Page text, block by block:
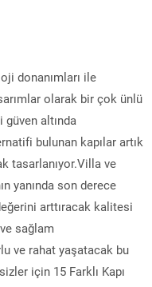
donanımları ile
olarak bir çok ünlü
güven altında
bulunan kapılar artık
tasarlanıyor.Villa ve
yanında son derece
arttıracak kalitesi
sağlam
ve rahat yaşatacak bu
için 15 Farklı Kapı